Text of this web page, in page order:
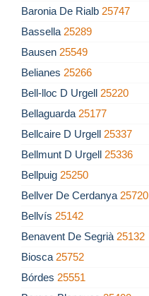
Baronia De Rialb 25747
Bassella 25289
Bausen 25549
Belianes 25266
Bell-lloc D Urgell 25220
Bellaguarda 25177
Bellcaire D Urgell 25337
Bellmunt D Urgell 25336
Bellpuig 25250
Bellver De Cerdanya 25720
Bellvís 25142
Benavent De Segrià 25132
Biosca 25752
Bórdes 25551